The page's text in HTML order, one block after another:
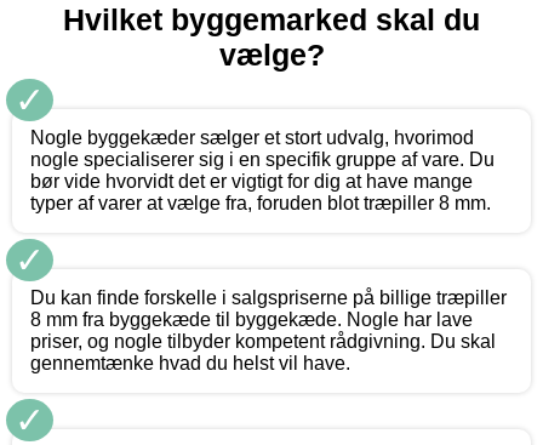
Hvilket byggemarked skal du
vælge?
✓
Nogle byggekæder sælger et stort udvalg, hvorimod
nogle specialiserer sig i en specifik gruppe af vare. Du
bør vide hvorvidt det er vigtigt for dig at have mange
typer af varer at vælge fra, foruden blot træpiller 8 mm.
✓
Du kan finde forskelle i salgspriserne på billige træpiller
8 mm fra byggekæde til byggekæde. Nogle har lave
priser, og nogle tilbyder kompetent rådgivning. Du skal
gennemtænke hvad du helst vil have.
✓